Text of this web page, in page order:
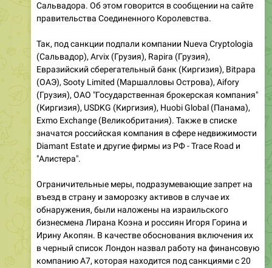
Сальвадора. Об этом говорится в сообщении на сайте
правительства Соединенного Королевства.
Так, под санкции подпали компании Nueva Cryptologia
(Сальвадор), Arvix (Грузия), Rapira (Грузия),
Евразийский сберегательный банк (Киргизия), Bitpapa
(ОАЭ), Sooty Limited (Маршалловы Острова), Aifory
(Грузия), ОАО "Государственная брокерская компания"
(Киргизия), USDKG (Киргизия), Huobi Global (Панама),
Exmo Exchange (Великобритания). Также в списке
значатся российская компания в сфере недвижимости
Diamant Estate и другие фирмы из РФ - Trace Road и
"Алистера".
Ограничительные меры, подразумевающие запрет на
въезд в страну и заморозку активов в случае их
обнаружения, были наложены на израильского
бизнесмена Лирана Коэна и россиян Игоря Горина и
Ирину Акопян. В качестве обоснования включения их
в черный список Лондон назвал работу на финансовую
компанию A7, которая находится под санкциями с 20